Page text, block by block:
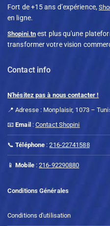
Fort de +15 ans d’expérience,
en ligne.
Shopini.tn est plus qu'une
transformer votre vision
Contact info
N'hésitez pas à nous contacter !
📍 Adresse : Monplaisir, 1073 –
📧Email :Contact Shopini
📞Téléphone :216-22741588
📱Mobile:216-92290880
Conditions Générales
Conditions d'utilisation